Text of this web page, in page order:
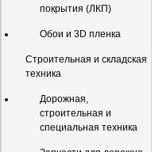
покрытия (ЛКП)
Обои и 3D пленка
Строительная и складская
техника
Дорожная,
строительная и
специальная техника